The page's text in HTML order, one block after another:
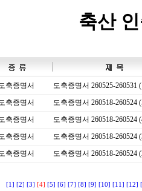
축산
축증명서
도축증명서 260525-260531
축증명서
도축증명서 260518-260524
축증명서
도축증명서 260518-260524
축증명서
도축증명서 260518-260524
축증명서 도축증명서 260518-260524
[1] [2] [3] [4] [5] [6] [7] [8] [9] [10] [11] [12]